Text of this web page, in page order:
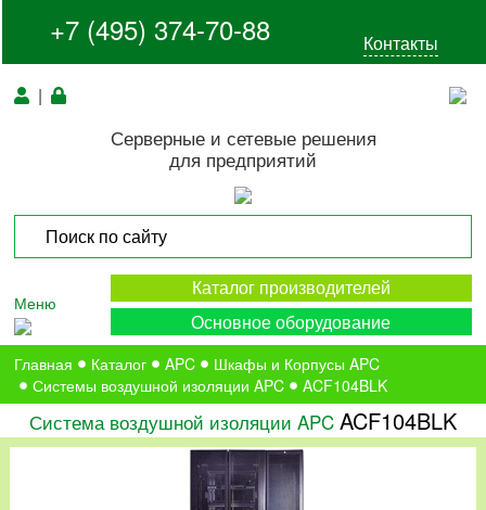
+7 (495) 374-70-88 Контакты
|
Серверные и сетевые решения
для предприятий
Меню
Каталог производителей
Основное оборудование
Главная Каталог APC
Шкафы и Корпусы APC
Системы воздушной изоляции APC
ACF104BLK
Система воздушной изоляции APC ACF104BLK